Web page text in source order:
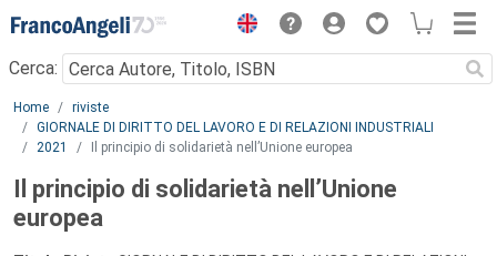
Menu
Cerca:
Main content
Home
riviste
GIORNALE DI DIRITTO DEL LAVORO E DI RELAZIONI INDUSTRIALI
2021
Il principio di solidarietà nell’Unione europea
Il principio di solidarietà nell’Unione
europea